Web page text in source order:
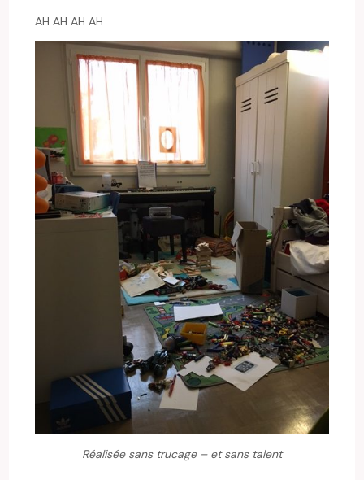
AH AH AH AH
Réalisée sans trucage – et sans talent